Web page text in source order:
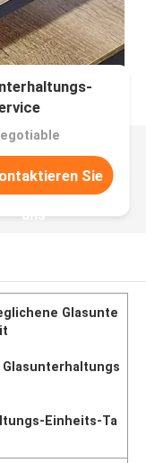
Sie
uns
Glasunte
Einheits-Ta